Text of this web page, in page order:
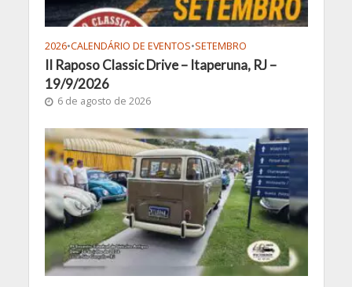
2026•CALENDÁRIO DE EVENTOS•SETEMBRO
II Raposo Classic Drive – Itaperuna, RJ –
19/9/2026
6 de agosto de 2026